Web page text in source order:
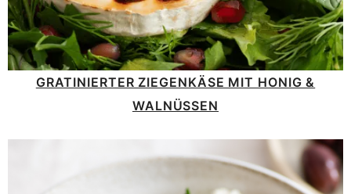
GRATINIERTER ZIEGENKÄSE MIT HONIG &
WALNÜSSEN